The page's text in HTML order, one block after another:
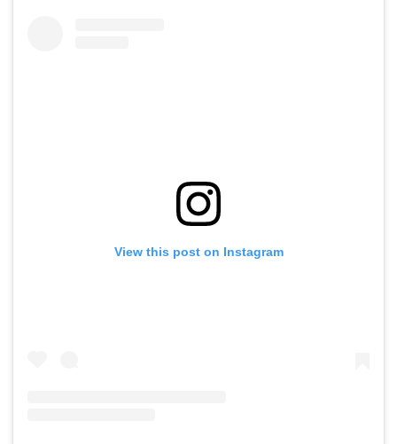
View this post on Instagram